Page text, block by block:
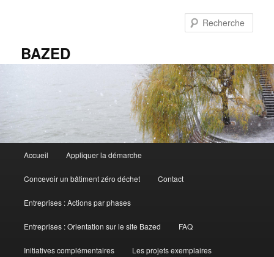
BAZED
principal
Accueil Appliquer la démarche
Concevoir un bâtiment zéro déchet Contact
Entreprises : Actions par phases
Entreprises : Orientation sur le site Bazed FAQ
Initiatives complémentaires Les projets exemplaires